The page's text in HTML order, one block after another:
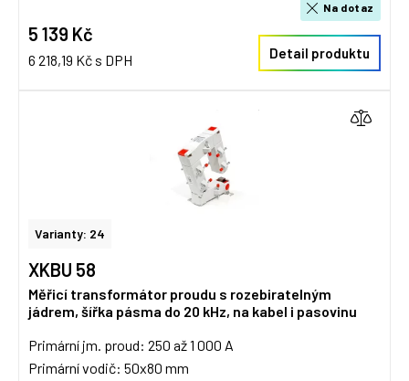
5 139 Kč
6 218,19 Kč s DPH
Na dotaz
Detail produktu
Varianty: 24
XKBU 58
Měřicí transformátor proudu s rozebiratelným
jádrem, šířka pásma do 20 kHz, na kabel i pasovinu
Primární jm. proud: 250 až 1 000 A
Primární vodič: 50x80 mm